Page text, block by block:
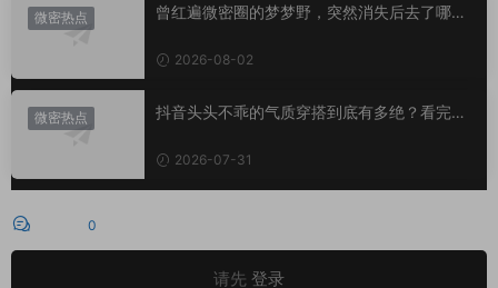
微密热点
曾红遍微密圈的梦梦野，突然消失后去了哪
2026-08-02
微密热点
抖音头头不乖的气质穿搭到底有多绝？看完想
2026-07-31
0
请先 登录